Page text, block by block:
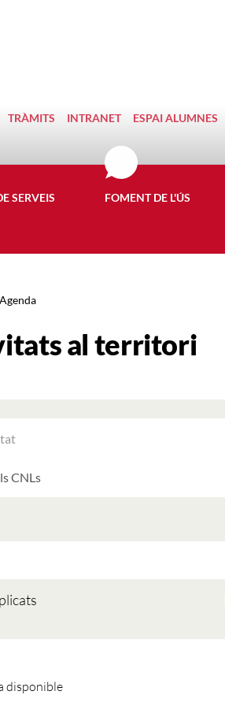
TRÀMITS INTRANET ESPAI ALUMNES
SERVEIS FOMENT DE L'ÚS
Agenda
al territori
disponible